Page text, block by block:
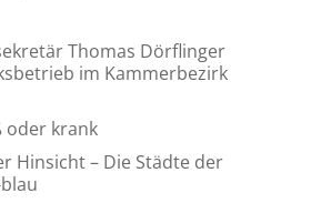
Thomas Dörflinger
im Kammerbezirk
oder krank
Hinsicht – Die Städte der